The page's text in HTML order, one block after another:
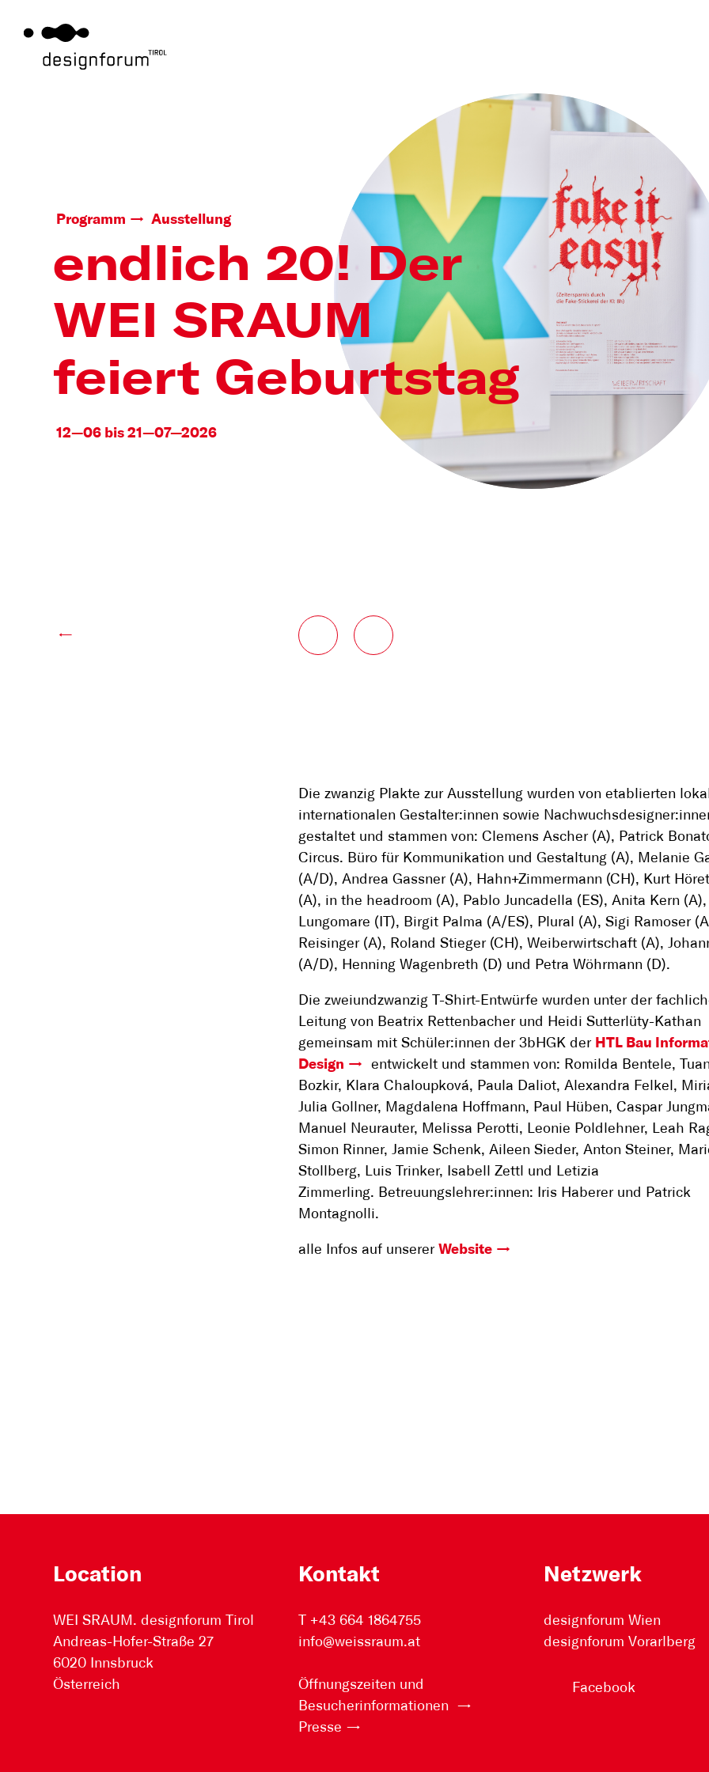
Programm Ausstellung
endlich 20! Der
WEI SRAUM
feiert Geburtstag
12—06 bis 21—07—2026
←
Die zwanzig Plakte zur Ausstellung wurden von etablierten
internationalen Gestalter:innen sowie
gestaltet und stammen von: Clemens Ascher (A), Patrick
Circus. Büro für Kommunikation und Gestaltung (A), Melanie
(A/D), Andrea Gassner (A), Hahn+Zimmermann (CH), Kurt
(A), in the headroom (A), Pablo Juncadella (ES), Anita Kern (A),
Lungomare (IT), Birgit Palma (A/ES), Plural (A), Sigi Ramoser
Reisinger (A), Roland Stieger (CH), Weiberwirtschaft (A),
(A/D), Henning Wagenbreth (D) und Petra Wöhrmann (D).
Die zweiundzwanzig T-Shirt-Entwürfe wurden unter der
Leitung von Beatrix Rettenbacher und Heidi Sutterlüty-Kathan
gemeinsam mit Schüler:innen der 3bHGK der HTL Bau
Design
entwickelt und stammen von: Romilda Bentele,
Bozkir, Klara Chaloupková, Paula Daliot, Alexandra Felkel,
Julia Gollner, Magdalena Hoffmann, Paul Hüben, Caspar
Manuel Neurauter, Melissa Perotti, Leonie Poldlehner, Leah
Simon Rinner, Jamie Schenk, Aileen Sieder, Anton Steiner,
Stollberg, Luis Trinker, Isabell Zettl und Letizia
Zimmerling. Betreuungslehrer:innen: Iris Haberer und Patrick
Montagnolli.
alle Infos auf unserer Website
Location
WEI SRAUM. designforum Tirol
Andreas-Hofer-Straße 27
6020 Innsbruck
Österreich
Kontakt
T +43 664 1864755
info@weissraum.at
Öffnungszeiten und
Besucherinformationen
Presse
Netzwerk
designforum Wien
designforum Vorarlberg
Facebook